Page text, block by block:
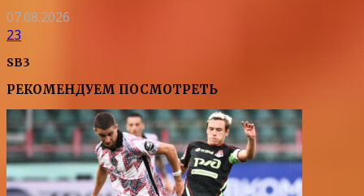
07.08.2026
23
SB3
РЕКОМЕНДУЕМ ПОСМОТРЕТЬ